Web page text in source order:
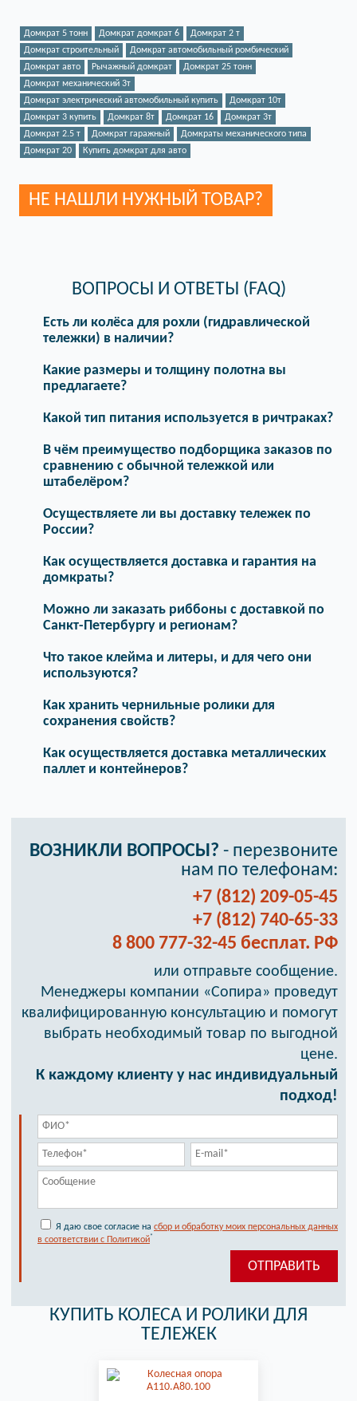
Домкрат 5 тонн Домкрат домкрат 6
Домкрат 2 т
Домкрат строительный
Домкрат автомобильный ромбический
Домкрат авто
Рычажный домкрат
Домкрат 25 тонн
Домкрат механический 3т
Домкрат электрический автомобильный купить
Домкрат 10т
Домкрат 3 купить
Домкрат 8т Домкрат 16
Домкрат 3т
Домкрат 2.5 т
Домкрат гаражный
Домкраты механического типа
Домкрат 20
Купить домкрат для авто
НЕ НАШЛИ НУЖНЫЙ ТОВАР?
ВОПРОСЫ И ОТВЕТЫ (FAQ)
Есть ли колёса для рохли (гидравлической
тележки) в наличии?
Какие размеры и толщину полотна вы
предлагаете?
Какой тип питания используется в ричтраках?
В чём преимущество подборщика заказов по
сравнению с обычной тележкой или
штабелёром?
Осуществляете ли вы доставку тележек по
России?
Как осуществляется доставка и гарантия на
домкраты?
Можно ли заказать риббоны с доставкой по
Санкт-Петербургу и регионам?
Что такое клейма и литеры, и для чего они
используются?
Как хранить чернильные ролики для
сохранения свойств?
Как осуществляется доставка металлических
паллет и контейнеров?
ВОЗНИКЛИ ВОПРОСЫ? - перезвоните
нам по телефонам:
+7 (812) 209-05-45
+7 (812) 740-65-33
8 800 777-32-45 бесплат. РФ
или отправьте сообщение.
Менеджеры компании «Сопира» проведут
квалифицированную консультацию и помогут
выбрать необходимый товар по выгодной
цене.
К каждому клиенту у нас индивидуальный
подход!
Я даю свое согласие на сбор и обработку моих персональных данных
в соответствии с Политикой*
КУПИТЬ КОЛЕСА И РОЛИКИ ДЛЯ
ТЕЛЕЖЕК